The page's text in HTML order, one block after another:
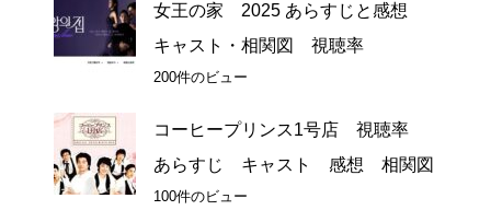
女王の家 2025 あらすじと感想
キャスト・相関図 視聴率
200件のビュー
コーヒープリンス1号店 視聴率
あらすじ キャスト 感想 相関図
100件のビュー